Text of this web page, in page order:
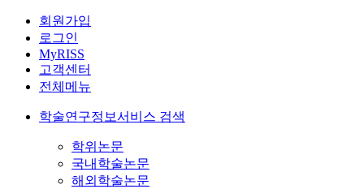
회원가입
로그인
MyRISS
고객센터
전체메뉴
학술연구정보서비스 검색
학위논문
국내학술논문
해외학술논문